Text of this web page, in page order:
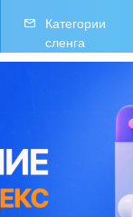
Категории
сленга